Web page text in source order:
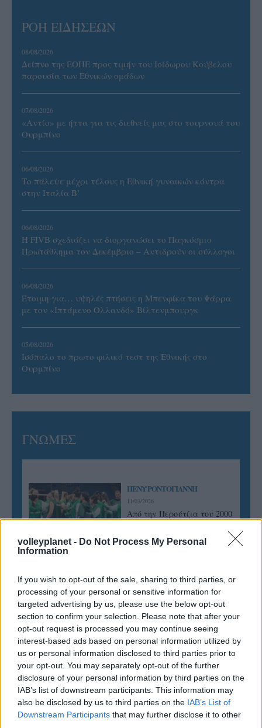
volleyplanet - Do Not Process My Personal
Information
If you wish to opt-out of the sale, sharing to third parties, or
processing of your personal or sensitive information for
targeted advertising by us, please use the below opt-out
section to confirm your selection. Please note that after your
opt-out request is processed you may continue seeing
interest-based ads based on personal information utilized by
us or personal information disclosed to third parties prior to
your opt-out. You may separately opt-out of the further
disclosure of your personal information by third parties on the
IAB’s list of downstream participants. This information may
also be disclosed by us to third parties on the IAB’s List of
Downstream Participants that may further disclose it to other
ΡΟΗ ΕΙΔΗΣΕΩΝ
08/08/2026
Δείπνο της ΕΟΠΕ προς τιμήν του Ισίδωρου Κούβελου
παρουσία των Εθνικών ομάδων
07/08/2026
«Αντίο» με ήττα για τις διεθνείς μας στο τουρνουά του
Ουρμπίνο
06/08/2026
Το πάλεψε μέχρι τέλους η Εθνική γυναικών κόντρα
στην Ιταλία Β’
06/08/2026
Η FIVB σχεδιάζει να διοργανώσει το Παγκόσμιο
Πρωτάθλημα τον Δεκέμβριο – Αντιδρούν οι σύλλογοι
06/08/2026
Έτοιμη για… υψηλές πτήσεις η Μπενφίκα του Ψάρρα
με τον «Ιπτάμενο Ολλανδό» Βίλτενμπουργκ
05/08/2026
Ισόπαλο το πρωτο φιλικό τεστ της Εθνικής στο
Ουρμπίνο
ΓΝΩΜΕΣ
ΠΕΝΥ ΡΟΝΤΟΓΙΑΝΝΗ
11/03/2026
Από την Περούτζια του 2000
ευρωπαϊκό ραντεβού του
Παναθηναϊκού με την
ΗΛΙΑΣ ΠΑΠΑΪΩΑΝΝΟΥ
08/03/2026
Αναγνώριση και σεβασμός
οι σημαντικότερες νίκες του
Α.Ο. Θήρας